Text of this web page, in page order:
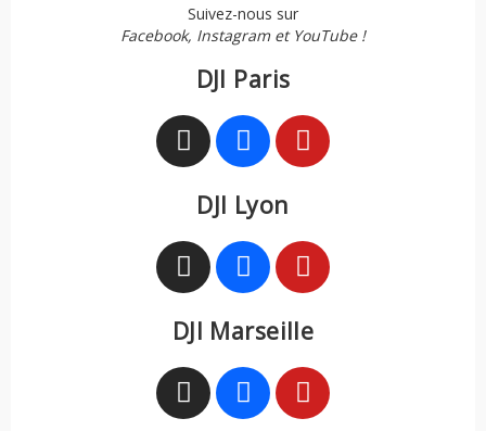
Suivez-nous sur
Facebook, Instagram et YouTube !
DJI Paris
DJI Lyon
DJI Marseille